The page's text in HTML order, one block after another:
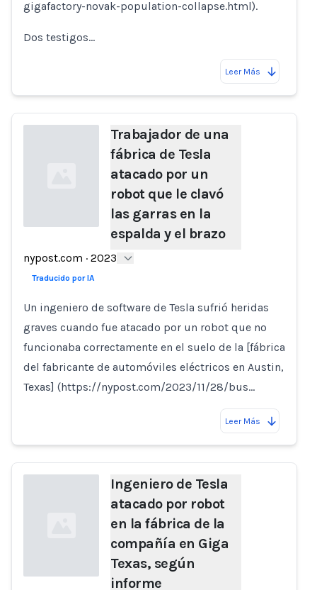
gigafactory-novak-population-collapse.html).
Dos testigos…
Leer Más
Loading...
Trabajador de una
fábrica de Tesla
atacado por un
robot que le clavó
las garras en la
espalda y el brazo
nypost.com · 2023
Traducido por IA
Un ingeniero de software de Tesla sufrió heridas
graves cuando fue atacado por un robot que no
funcionaba correctamente en el suelo de la [fábrica
del fabricante de automóviles eléctricos en Austin,
Texas] (https://nypost.com/2023/11/28/bus…
Leer Más
Ingeniero de Tesla
atacado por robot
en la fábrica de la
compañía en Giga
Texas, según
informe